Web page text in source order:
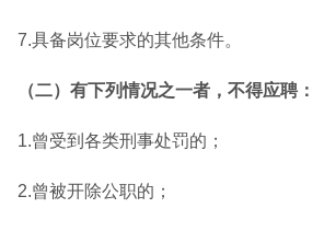
7.具备岗位要求的其他条件。
（二）有下列情况之一者，不得应聘：
1.曾受到各类刑事处罚的；
2.曾被开除公职的；